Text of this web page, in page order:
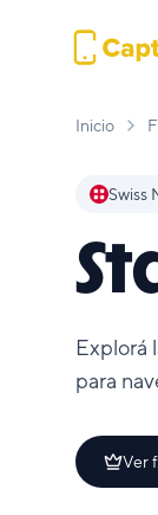
Inicio
Swiss
Explorá
para
Ver